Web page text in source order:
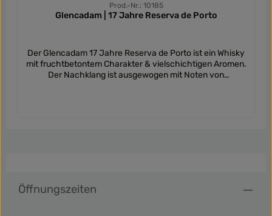
Prod.-Nr.: 10185
Glencadam | 17 Jahre Reserva de Porto
Der Glencadam 17 Jahre Reserva de Porto ist ein Whisky
mit fruchtbetontem Charakter & vielschichtigen Aromen.
Der Nachklang ist ausgewogen mit Noten von
Öffnungszeiten